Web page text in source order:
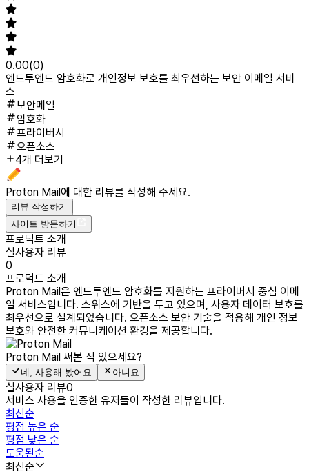
0.00(0)
엔드투엔드 암호화로 개인정보 보호를 최우선하는 보안 이메일 서비
스
보안메일
암호화
프라이버시
오픈소스
4개 더보기
Proton Mail에 대한 리뷰를 작성해 주세요.
리뷰 작성하기
사이트 방문하기
프로덕트 소개
실사용자 리뷰
0
프로덕트 소개
Proton Mail은 엔드투엔드 암호화를 지원하는 프라이버시 중심 이메
일 서비스입니다. 스위스에 기반을 두고 있으며, 사용자 데이터 보호를
최우선으로 설계되었습니다. 오픈소스 보안 기술을 적용해 개인 정보
보호와 안전한 커뮤니케이션 환경을 제공합니다.
Proton Mail 써본 적 있으세요?
네, 사용해 봤어요 아니요
실사용자 리뷰0
서비스 사용을 인증한 유저들이 작성한 리뷰입니다.
최신순
평점 높은 순
평점 낮은 순
도움된순
최신순